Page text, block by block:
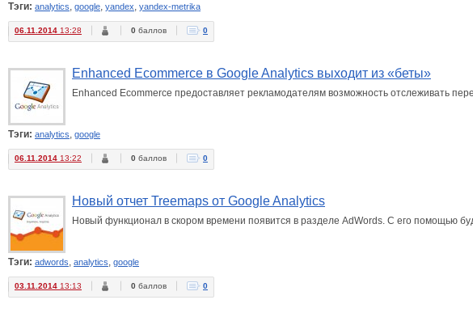
Тэги: analytics, google, yandex, yandex-metrika
06.11.2014 13:28 0 баллов 0
Enhanced Ecommerce в Google Analytics выходит из «беты»
Enhanced Ecommerce предоставляет рекламодателям возможность отслеживать
Тэги: analytics, google
06.11.2014 13:22 0 баллов 0
Новый отчет Treemaps от Google Analytics
Новый функционал в скором времени появится в разделе AdWords. С его помощью
Тэги: adwords, analytics, google
03.11.2014 13:13 0 баллов 0